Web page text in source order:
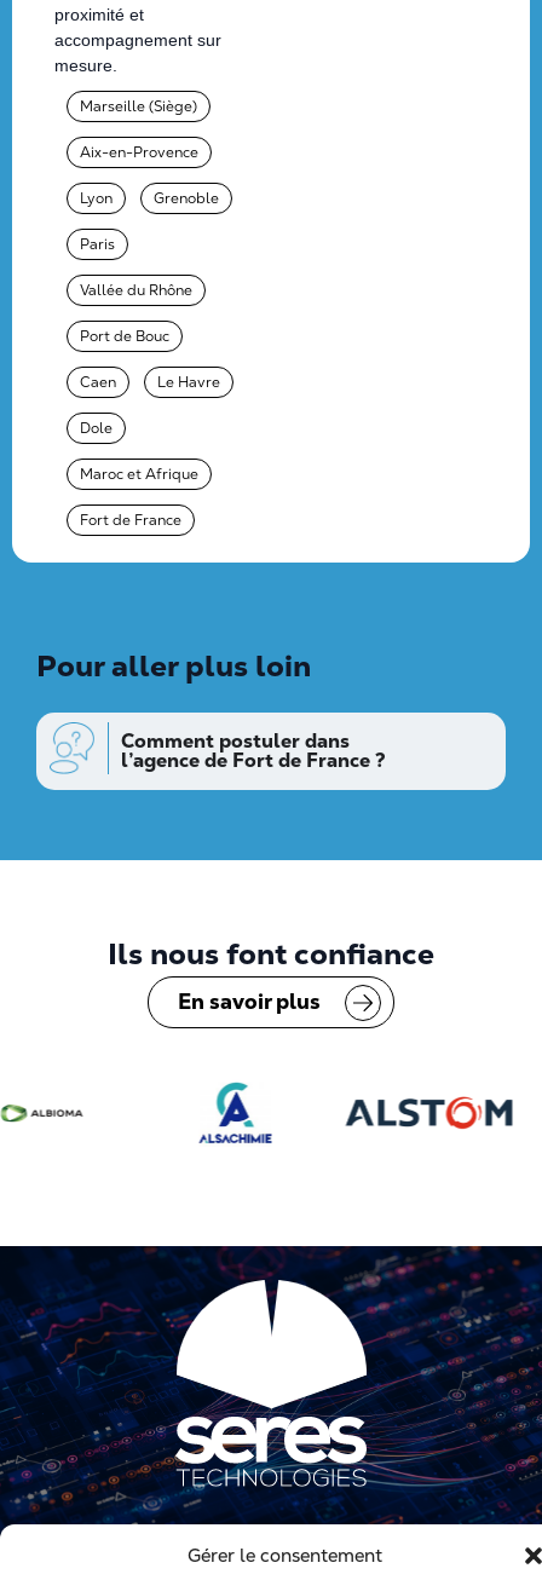
Gérer le consentement
proximité et
accompagnement sur
mesure.
Marseille (Siège)
Aix-en-Provence
Lyon Grenoble
Paris
Vallée du Rhône
Port de Bouc
Caen Le Havre
Dole
Maroc et Afrique
Fort de France
Pour aller plus loin
Comment postuler dans
l’agence de Fort de France ?
Ils nous font confiance
En savoir plus